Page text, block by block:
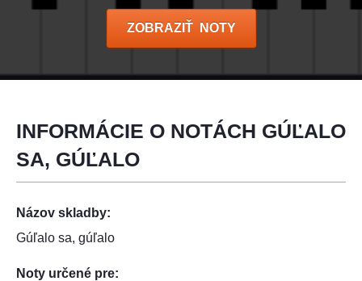
ZOBRAZIŤ NOTY
INFORMÁCIE O NOTÁCH GÚĽALO
SA, GÚĽALO
Názov skladby:
Gúľalo sa, gúľalo
Noty určené pre: